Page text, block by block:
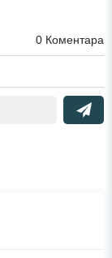
0 Коментара